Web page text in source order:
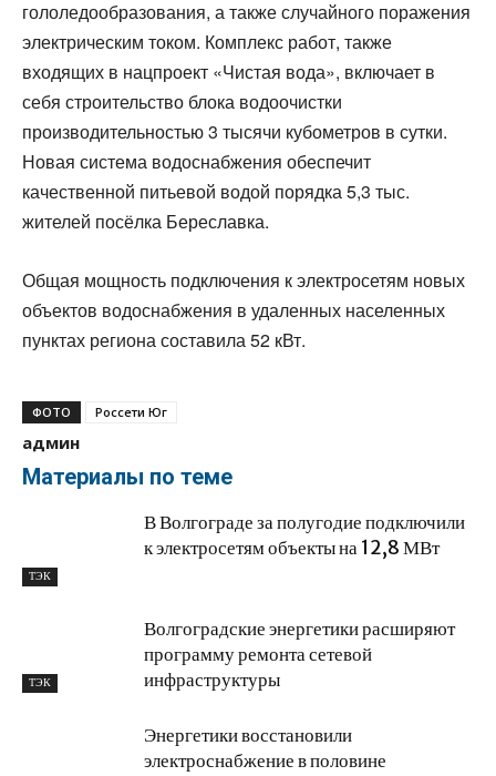
гололедообразования, а также случайного поражения
электрическим током. Комплекс работ, также
входящих в нацпроект «Чистая вода», включает в
себя строительство блока водоочистки
производительностью 3 тысячи кубометров в сутки.
Новая система водоснабжения обеспечит
качественной питьевой водой порядка 5,3 тыс.
жителей посёлка Береславка.
Общая мощность подключения к электросетям новых
объектов водоснабжения в удаленных населенных
пунктах региона составила 52 кВт.
ФОТО Россети Юг
админ
Материалы по теме
ТЭК
В Волгограде за полугодие подключили
к электросетям объекты на 12,8 МВт
ТЭК
Волгоградские энергетики расширяют
программу ремонта сетевой
инфраструктуры
Энергетики восстановили
электроснабжение в половине